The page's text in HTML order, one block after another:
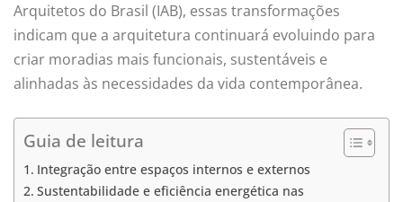
Arquitetos do Brasil (IAB), essas transformações
indicam que a arquitetura continuará evoluindo para
criar moradias mais funcionais, sustentáveis e
alinhadas às necessidades da vida contemporânea.
Guia de leitura
Integração entre espaços internos e externos
Sustentabilidade e eficiência energética nas